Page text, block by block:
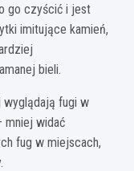
go czyścić i jest
imitujące kamień,
bieli.
wyglądają fugi w
mniej widać
fug w miejscach,